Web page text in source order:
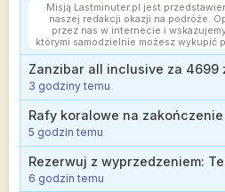
Misją Lastminuter.pl jest
naszej redakcji okazji na podróże.
przez nas w internecie i
którymi samodzielnie możesz wykupić
Ceny w artykułach są aktualne w
otrzymywać wynagrodzenie od
Cię przekierowujemy. Nie ma to
3 godziny temu
5 godzin temu
6 godzin temu